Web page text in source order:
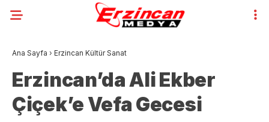
Ana Sayfa › Erzincan Kültür Sanat
Erzincan’da Ali Ekber
Çiçek’e Vefa Gecesi